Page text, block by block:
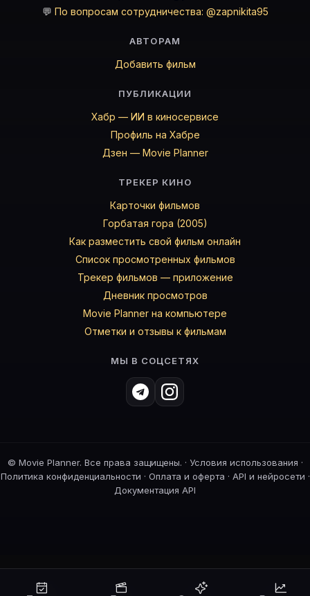
💬 По вопросам сотрудничества: @zapnikita95
АВТОРАМ
Добавить фильм
ПУБЛИКАЦИИ
Хабр — ИИ в киносервисе
Профиль на Хабре
Дзен — Movie Planner
ТРЕКЕР КИНО
Карточки фильмов
Горбатая гора (2005)
Как разместить свой фильм онлайн
Список просмотренных фильмов
Трекер фильмов — приложение
Дневник просмотров
Movie Planner на компьютере
Отметки и отзывы к фильмам
МЫ В СОЦСЕТЯХ
© Movie Planner. Все права защищены. · Условия использования ·
Политика конфиденциальности · Оплата и оферта · API и нейросети ·
Документация API